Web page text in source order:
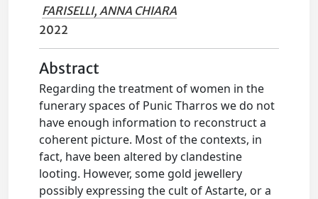
FARISELLI, ANNA CHIARA
2022
Abstract
Regarding the treatment of women in the
funerary spaces of Punic Tharros we do not
have enough information to reconstruct a
coherent picture. Most of the contexts, in
fact, have been altered by clandestine
looting. However, some gold jewellery
possibly expressing the cult of Astarte, or a